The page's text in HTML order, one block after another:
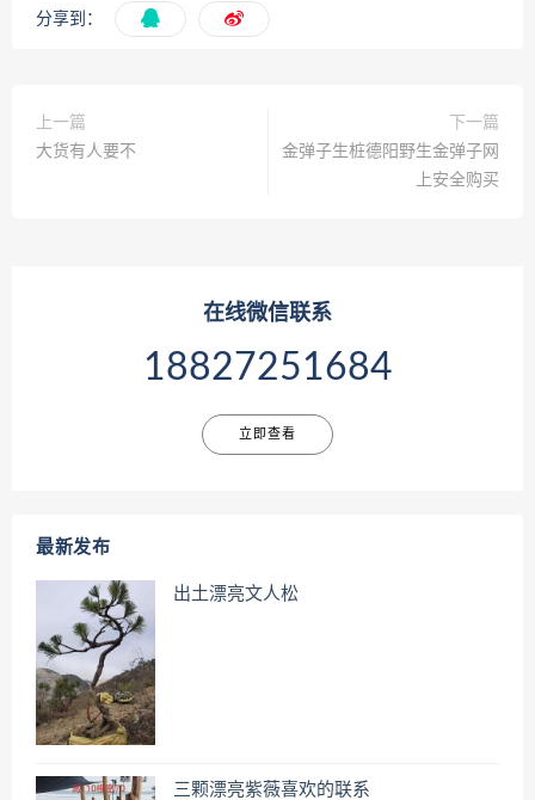
分享到：
上一篇
大货有人要不
下一篇
金弹子生桩德阳野生金弹子网
上安全购买
在线微信联系
18827251684
立即查看
最新发布
出土漂亮文人松
三颗漂亮紫薇喜欢的联系